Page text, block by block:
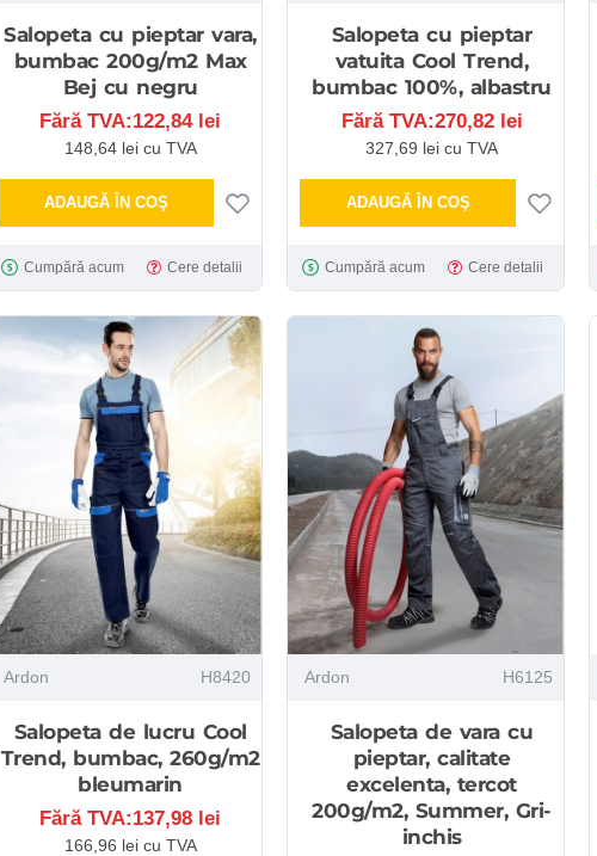
Salopeta cu pieptar vara,
bumbac 200g/m2 Max
Bej cu negru
Fără TVA:122,84 lei
148,64 lei cu TVA
ADAUGĂ ÎN COŞ
Cumpără acum Cere detalii
Salopeta cu pieptar
vatuita Cool Trend,
bumbac 100%, albastru
Fără TVA:270,82 lei
327,69 lei cu TVA
ADAUGĂ ÎN COŞ
Cumpără acum Cere detalii
Ardon H8420
Salopeta de lucru Cool
Trend, bumbac, 260g/m2
bleumarin
Fără TVA:137,98 lei
166,96 lei cu TVA
Ardon H6125
Salopeta de vara cu
pieptar, calitate
excelenta, tercot
200g/m2, Summer, Gri-
inchis